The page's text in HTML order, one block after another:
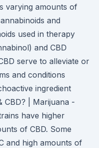
varying amounts of
and
used in therapy
and CBD
serve to alleviate or
and conditions
ingredient
CBD? | Marijuana -
have higher
of CBD. Some
and high amounts of